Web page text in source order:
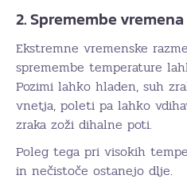
2. Spremembe vremena
Ekstremne vremenske
spremembe temperature
Pozimi lahko hladen, suh
vnetja, poleti pa lahko
zraka zoži dihalne poti.
Poleg tega pri visokih
in nečistoče ostanejo dlje.